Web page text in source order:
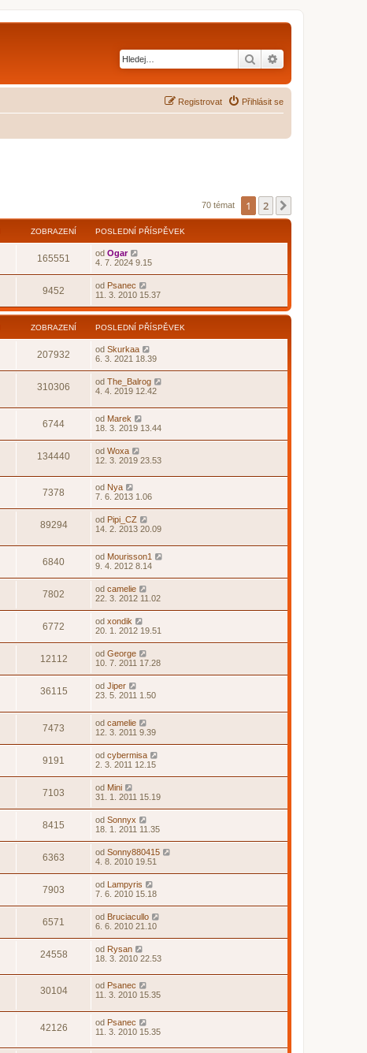
Hledat
Přihlásit se
Registrovat
70 témat 1 2
ZOBRAZENÍ POSLEDNÍ PŘÍSPĚVEK
165551 od Ogar
4. 7. 2024 9.15
9452 od Psanec
11. 3. 2010 15.37
ZOBRAZENÍ POSLEDNÍ PŘÍSPĚVEK
207932 od Skurkaa
6. 3. 2021 18.39
310306 od The_Balrog
4. 4. 2019 12.42
6744 od Marek
18. 3. 2019 13.44
134440 od Woxa
12. 3. 2019 23.53
7378 od Nya
7. 6. 2013 1.06
89294 od Pipi_CZ
14. 2. 2013 20.09
6840 od Mourisson1
9. 4. 2012 8.14
7802 od camelie
22. 3. 2012 11.02
6772 od xondik
20. 1. 2012 19.51
12112 od George
10. 7. 2011 17.28
36115 od Jiper
23. 5. 2011 1.50
7473 od camelie
12. 3. 2011 9.39
9191 od cybermisa
2. 3. 2011 12.15
7103 od Mini
31. 1. 2011 15.19
8415 od Sonnyx
18. 1. 2011 11.35
6363 od Sonny880415
4. 8. 2010 19.51
7903 od Lampyris
7. 6. 2010 15.18
6571 od Bruciacullo
6. 6. 2010 21.10
24558 od Rysan
18. 3. 2010 22.53
30104 od Psanec
11. 3. 2010 15.35
42126 od Psanec
11. 3. 2010 15.35